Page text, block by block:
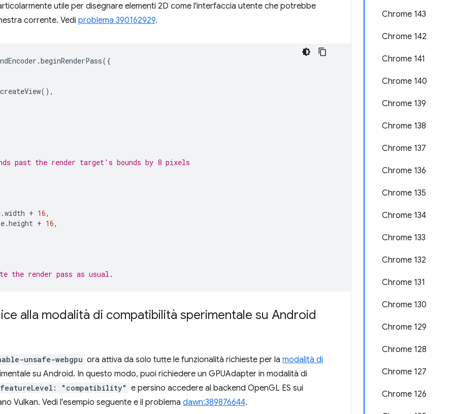
Chrome 143
Chrome 142
Chrome 141
Chrome 140
Chrome 139
Chrome 138
Chrome 137
Chrome 136
Chrome 135
Chrome 134
Chrome 133
Chrome 132
Chrome 131
Chrome 130
Chrome 129
Chrome 128
Chrome 127
Chrome 126
utile per disegnare elementi 2D come l'interfaccia utente che potrebbe
corrente. Vedi problema 390162929.
.beginRenderPass({
createView(),
past the render target's bounds by 8 pixels
.width + 16,
.height + 16,
the render pass as usual.
alla modalità di compatibilità sperimentale su Android
unsafe-webgpu ora attiva da solo tutte le funzionalità richieste per la modalità di
su Android. In questo modo, puoi richiedere un GPUAdapter in modalità di
featureLevel: "compatibility" e persino accedere al backend OpenGL ES sui
Vulkan. Vedi l'esempio seguente e il problema dawn:389876644.